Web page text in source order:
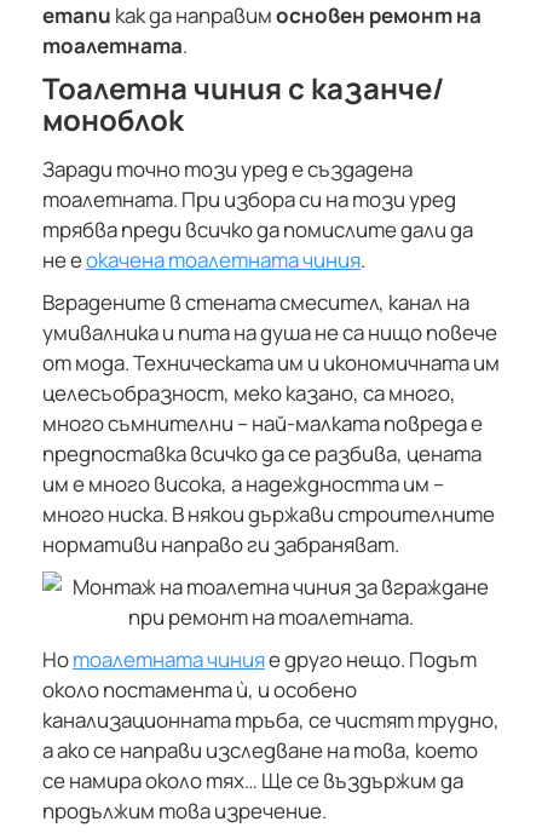
етапи как да направимосновен ремонт на
тоалетната.
Тоалетна чиния с казанче/
моноблок
Заради точно този уред е създадена
тоалетната. При избора си на този уред
трябва преди всичко да помислите дали да
не еокачена тоалетната чиния.
Вградените в стената смесител, канал на
умивалника и пита на душа не са нищо повече
от мода. Техническата им и икономичната им
целесъобразност, меко казано, са много,
много съмнителни – най-малката повреда е
предпоставка всичко да се разбива, цената
им е много висока, а надеждността им –
много ниска. В някои държави строителните
нормативи направо ги забраняват.
Нотоалетната чинияе друго нещо. Подът
около постамента ѝ, и особено
канализационната тръба, се чистят трудно,
а ако се направи изследване на това, което
се намира около тях… Ще се въздържим да
продължим това изречение.